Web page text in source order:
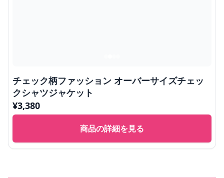
チェック柄ファッション オーバーサイズチェッ
クシャツジャケット
¥3,380
商品の詳細を見る